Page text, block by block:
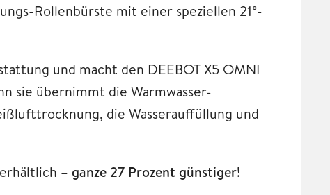
Rollenbürste mit einer speziellen 21°-
und macht den DEEBOT X5 OMNI
sie übernimmt die Warmwasser-
die Wasserauffüllung und
– ganze 27 Prozent günstiger!